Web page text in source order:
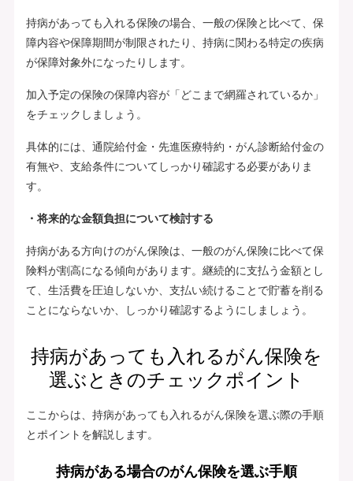
持病があっても入れる保険の場合、一般の保険と比べて、保
障内容や保障期間が制限されたり、持病に関わる特定の疾病
が保障対象外になったりします。
加入予定の保険の保障内容が「どこまで網羅されているか」
をチェックしましょう。
具体的には、通院給付金・先進医療特約・がん診断給付金の
有無や、支給条件についてしっかり確認する必要がありま
す。
・将来的な金額負担について検討する
持病がある方向けのがん保険は、一般のがん保険に比べて保
険料が割高になる傾向があります。継続的に支払う金額とし
て、生活費を圧迫しないか、支払い続けることで貯蓄を削る
ことにならないか、しっかり確認するようにしましょう。
持病があっても入れるがん保険を
選ぶときのチェックポイント
ここからは、持病があっても入れるがん保険を選ぶ際の手順
とポイントを解説します。
持病がある場合のがん保険を選ぶ手順